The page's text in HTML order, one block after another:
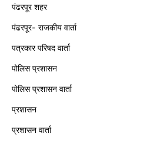
पंढरपूर शहर
पंढरपूर- राजकीय वार्ता
पत्रकार परिषद वार्ता
पोलिस प्रशासन
पोलिस प्रशासन वार्ता
प्रशासन
प्रशासन वार्ता